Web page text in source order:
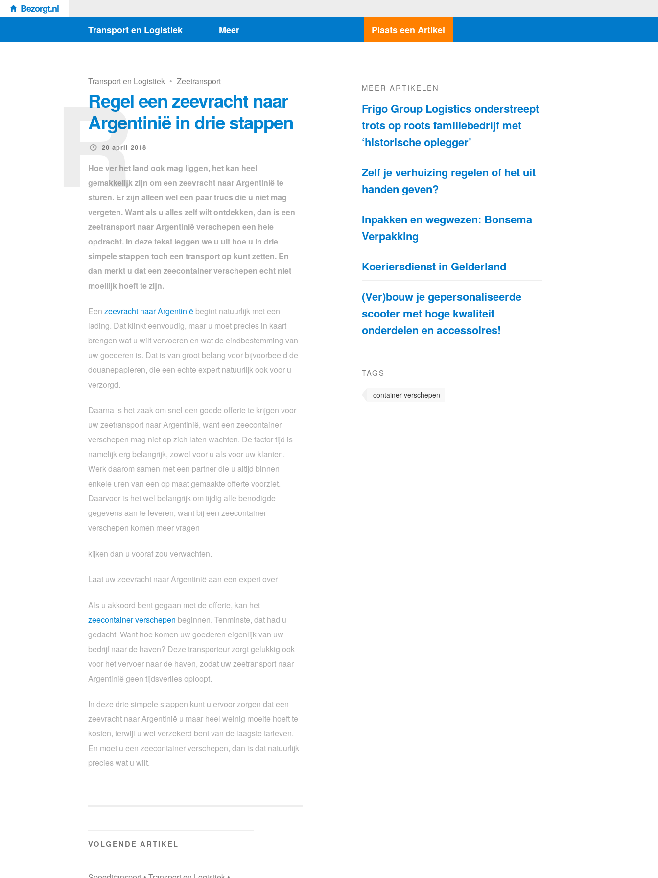
Bezorgt.nl
Transport en Logistiek
Meer Plaats een Artikel
Transport en Logistiek • Zeetransport
Regel een zeevracht naar
Argentinië in drie stappen
20 april 2018
R
Hoe ver het land ook mag liggen, het kan heel
gemakkelijk zijn om een zeevracht naar Argentinië te
sturen. Er zijn alleen wel een paar trucs die u niet mag
vergeten. Want als u alles zelf wilt ontdekken, dan is een
zeetransport naar Argentinië verschepen een hele
opdracht. In deze tekst leggen we u uit hoe u in drie
simpele stappen toch een transport op kunt zetten. En
dan merkt u dat een zeecontainer verschepen echt niet
moeilijk hoeft te zijn.
Een zeevracht naar Argentinië begint natuurlijk met een
lading. Dat klinkt eenvoudig, maar u moet precies in kaart
brengen wat u wilt vervoeren en wat de eindbestemming van
uw goederen is. Dat is van groot belang voor bijvoorbeeld de
douanepapieren, die een echte expert natuurlijk ook voor u
verzorgd.
Daarna is het zaak om snel een goede offerte te krijgen voor
uw zeetransport naar Argentinië, want een zeecontainer
verschepen mag niet op zich laten wachten. De factor tijd is
namelijk erg belangrijk, zowel voor u als voor uw klanten.
Werk daarom samen met een partner die u altijd binnen
enkele uren van een op maat gemaakte offerte voorziet.
Daarvoor is het wel belangrijk om tijdig alle benodigde
gegevens aan te leveren, want bij een zeecontainer
verschepen komen meer vragen
kijken dan u vooraf zou verwachten.
Laat uw zeevracht naar Argentinië aan een expert over
Als u akkoord bent gegaan met de offerte, kan het
zeecontainer verschepen beginnen. Tenminste, dat had u
gedacht. Want hoe komen uw goederen eigenlijk van uw
bedrijf naar de haven? Deze transporteur zorgt gelukkig ook
voor het vervoer naar de haven, zodat uw zeetransport naar
Argentinië geen tijdsverlies oploopt.
In deze drie simpele stappen kunt u ervoor zorgen dat een
zeevracht naar Argentinië u maar heel weinig moeite hoeft te
kosten, terwijl u wel verzekerd bent van de laagste tarieven.
En moet u een zeecontainer verschepen, dan is dat natuurlijk
precies wat u wilt.
VOLGENDE ARTIKEL
MEER ARTIKELEN
Frigo Group Logistics onderstreept
trots op roots familiebedrijf met
‘historische oplegger’
Zelf je verhuizing regelen of het uit
handen geven?
Inpakken en wegwezen: Bonsema
Verpakking
Koeriersdienst in Gelderland
(Ver)bouw je gepersonaliseerde
scooter met hoge kwaliteit
onderdelen en accessoires!
TAGS
container verschepen